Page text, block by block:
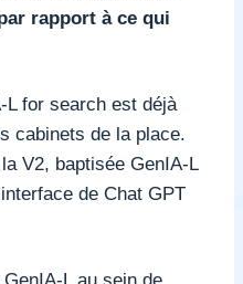
rapport à ce qui
L for search est déjà
cabinets de la place.
V2, baptisée GenIA-L
de Chat GPT
GenIA-L au sein de